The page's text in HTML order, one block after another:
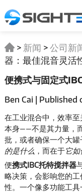
> 新闻 >公司新
器：最佳混音灵活
便携式与固定式
Ben Cai | Published
在工业混合中，效率
本身——不是其力量，
批，或者确保一个大
的是什么 ，而在于它如
便携式IBC托特搅拌器
略决策，会影响您的
性。一个像多功能工